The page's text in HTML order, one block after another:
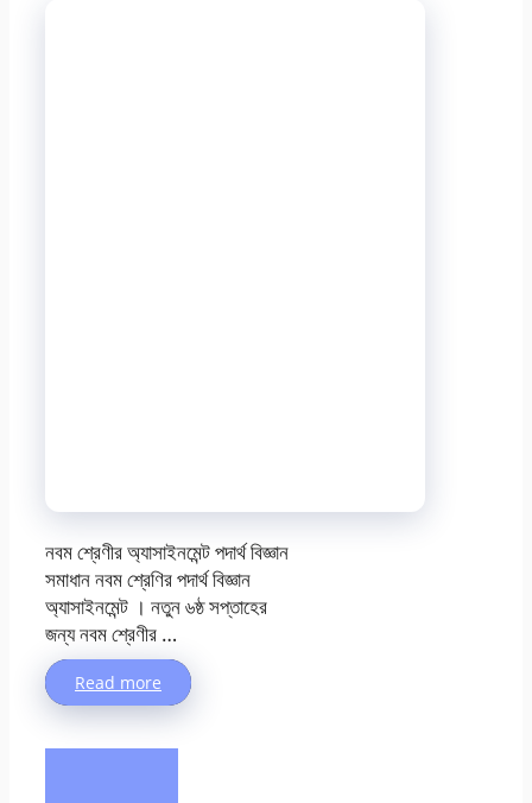
নবম শ্রেণীর অ্যাসাইনমেন্ট পদার্থ বিজ্ঞান
সমাধান নবম শ্রেণির পদার্থ বিজ্ঞান
অ্যাসাইনমেন্ট । নতুন ৬ষ্ঠ সপ্তাহের
জন্য নবম শ্রেণীর …
Read more